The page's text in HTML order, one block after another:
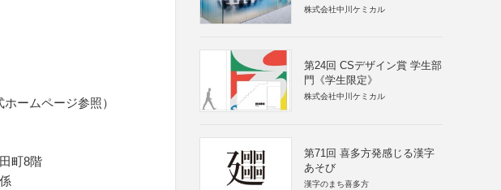
ームページ参照）
町8階
株式会社中川ケミカル
第24回 CSデザイン賞 学生部
門《学生限定》
株式会社中川ケミカル
第71回 喜多方発感じる漢字
あそび
漢字のまち喜多方